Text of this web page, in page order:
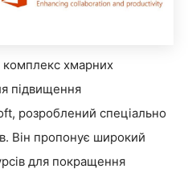
хмарних
підвищення
розроблений спеціально
Він пропонує широкий
для покращення